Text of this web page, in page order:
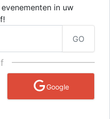
in uw
GO
Google